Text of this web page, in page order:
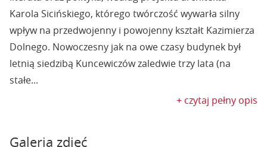
Karola Sicińskiego, którego twórczość wywarła silny
wpływ na przedwojenny i powojenny kształt Kazimierza
Dolnego. Nowoczesny jak na owe czasy budynek był
letnią siedzibą Kuncewiczów zaledwie trzy lata (na
stałe...
+ czytaj pełny opis
Galeria zdjęć